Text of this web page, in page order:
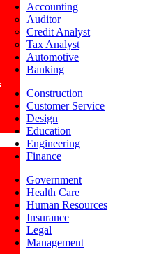
Accounting
Auditor
Credit Analyst
Tax Analyst
Automotive
Banking
Construction
Customer Service
Design
Education
Engineering
Finance
Government
Health Care
Human Resources
Insurance
Legal
Management